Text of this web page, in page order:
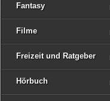
Fantasy
Filme
Freizeit und Ratgeber
Hörbuch